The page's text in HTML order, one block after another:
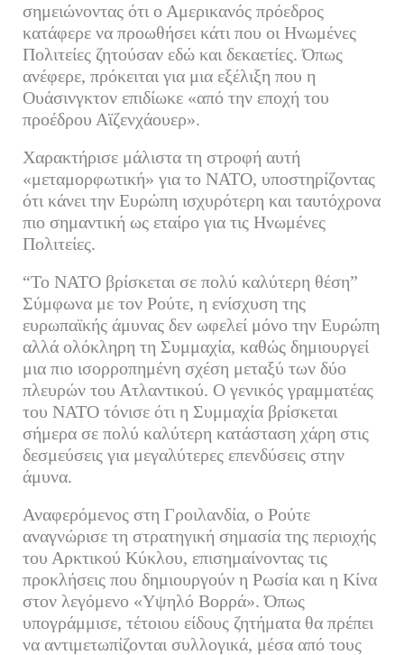
σημειώνοντας ότι ο Αμερικανός πρόεδρος
κατάφερε να προωθήσει κάτι που οι Ηνωμένες
Πολιτείες ζητούσαν εδώ και δεκαετίες. Όπως
ανέφερε, πρόκειται για μια εξέλιξη που η
Ουάσινγκτον επιδίωκε «από την εποχή του
προέδρου Αϊζενχάουερ».
Χαρακτήρισε μάλιστα τη στροφή αυτή
«μεταμορφωτική» για το ΝΑΤΟ, υποστηρίζοντας
ότι κάνει την Ευρώπη ισχυρότερη και ταυτόχρονα
πιο σημαντική ως εταίρο για τις Ηνωμένες
Πολιτείες.
“Το ΝΑΤΟ βρίσκεται σε πολύ καλύτερη θέση”
Σύμφωνα με τον Ρούτε, η ενίσχυση της
ευρωπαϊκής άμυνας δεν ωφελεί μόνο την Ευρώπη
αλλά ολόκληρη τη Συμμαχία, καθώς δημιουργεί
μια πιο ισορροπημένη σχέση μεταξύ των δύο
πλευρών του Ατλαντικού. Ο γενικός γραμματέας
του ΝΑΤΟ τόνισε ότι η Συμμαχία βρίσκεται
σήμερα σε πολύ καλύτερη κατάσταση χάρη στις
δεσμεύσεις για μεγαλύτερες επενδύσεις στην
άμυνα.
Αναφερόμενος στη Γροιλανδία, ο Ρούτε
αναγνώρισε τη στρατηγική σημασία της περιοχής
του Αρκτικού Κύκλου, επισημαίνοντας τις
προκλήσεις που δημιουργούν η Ρωσία και η Κίνα
στον λεγόμενο «Υψηλό Βορρά». Όπως
υπογράμμισε, τέτοιου είδους ζητήματα θα πρέπει
να αντιμετωπίζονται συλλογικά, μέσα από τους